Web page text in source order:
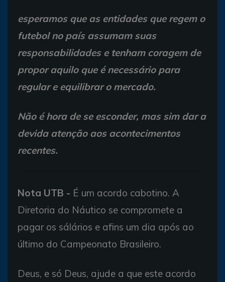
esperamos que as entidades que regem o
futebol no país assumam suas
responsabilidades e tenham coragem de
propor aquilo que é necessário para
regular e equilibrar o mercado.
Não é hora de se esconder, mas sim dar a
devida atenção aos acontecimentos
recentes.
Nota UTB - É um acordo cabotino. A
Diretoria do Náutico se compromete a
pagar os sálários e afins um dia após ao
último do Campeonato Brasileiro.
Deus, e só Deus, ajude a que este acordo